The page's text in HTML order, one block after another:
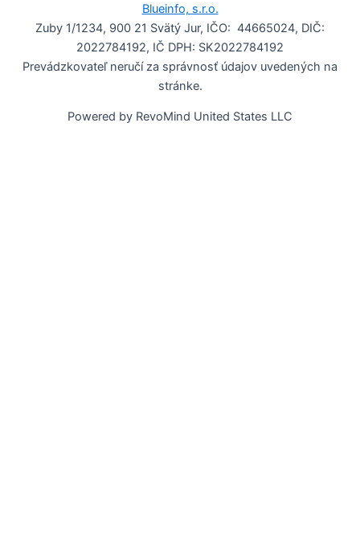
Blueinfo, s.r.o.
Zuby 1/1234, 900 21 Svätý Jur, IČO: 44665024, DIČ:
2022784192, IČ DPH: SK2022784192
Prevádzkovateľ neručí za správnosť údajov uvedených na
stránke.
Powered by RevoMind United States LLC